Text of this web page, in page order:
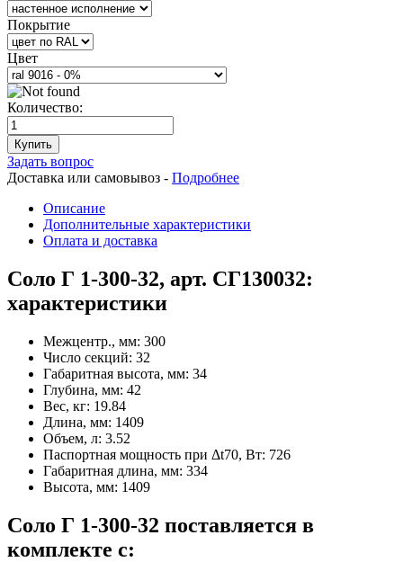
Покрытие
Цвет
Количество:
Купить
Задать вопрос
Доставка или самовывоз - Подробнее
Описание
Дополнительные характеристики
Оплата и доставка
Соло Г 1-300-32, арт. СГ130032:
характеристики
Межцентр., мм: 300
Число секций: 32
Габаритная высота, мм: 34
Глубина, мм: 42
Вес, кг: 19.84
Длина, мм: 1409
Объем, л: 3.52
Паспортная мощность при Δt70, Вт: 726
Габаритная длина, мм: 334
Высота, мм: 1409
Соло Г 1-300-32 поставляется в
комплекте с: